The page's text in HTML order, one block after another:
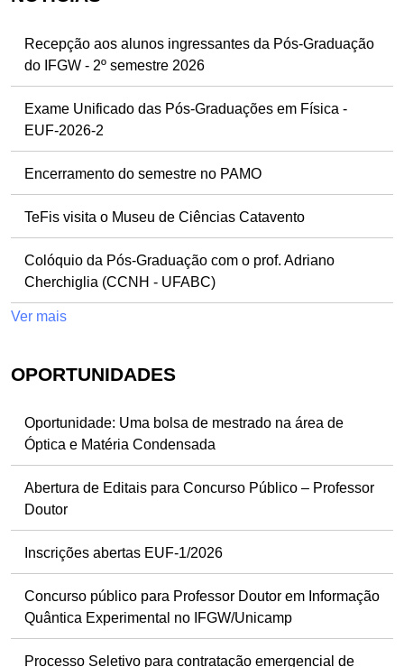
Recepção aos alunos ingressantes da Pós-Graduação
do IFGW - 2º semestre 2026
Exame Unificado das Pós-Graduações em Física -
EUF-2026-2
Encerramento do semestre no PAMO
TeFis visita o Museu de Ciências Catavento
Colóquio da Pós-Graduação com o prof. Adriano
Cherchiglia (CCNH - UFABC)
Ver mais
OPORTUNIDADES
Oportunidade: Uma bolsa de mestrado na área de
Óptica e Matéria Condensada
Abertura de Editais para Concurso Público – Professor
Doutor
Inscrições abertas EUF-1/2026
Concurso público para Professor Doutor em Informação
Quântica Experimental no IFGW/Unicamp
Processo Seletivo para contratação emergencial de